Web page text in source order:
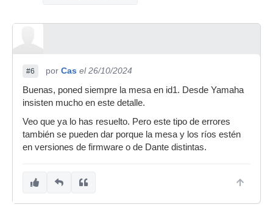
#6 por Cas el 26/10/2024
Buenas, poned siempre la mesa en id1. Desde Yamaha
insisten mucho en este detalle.
Veo que ya lo has resuelto. Pero este tipo de errores
también se pueden dar porque la mesa y los ríos estén
en versiones de firmware o de Dante distintas.